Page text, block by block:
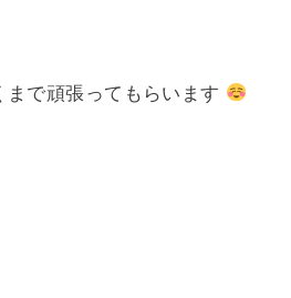
で頑張ってもらいます